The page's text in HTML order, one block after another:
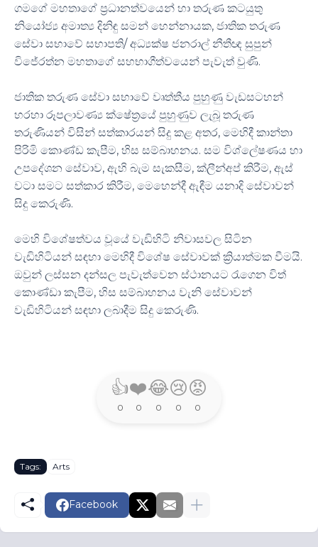
ගමගේ මහතාගේ ප්‍රධානත්වයෙන් හා තරුණ කටයුතු
නියෝජ්‍ය අමාත්‍ය දිනිඳු සමන් හෙන්නායක, ජාතික තරුණ
සේවා සභාවේ සභාපති/ අධ්‍යක්ෂ ජනරාල් නීතීඥ සුපුන්
විජේරත්න මහතාගේ සහභාගීත්වයෙන් පැවැත් වුණි.
ජාතික තරුණ සේවා සභාවේ වෘත්තීය පුහුණු වැඩසටහන්
හරහා රූපලාවණ්‍ය ක්ෂේත්‍රයේ පුහුණුව ලැබූ තරුණ
තරුණියන් විසින් සත්කාරයන් සිදු කළ අතර, මෙහිදී කාන්තා
පිරිමි කොණ්ඩ කැපීම, හිස සම්බාහනය. සම විශ්ලේෂණය හා
උපදේශන සේවාව, ඇහි බැම සැකසීම, ක්ලීන්අප් කිරීම, ඇස්
වටා සමට සත්කාර කිරීම, මෙහෙන්දී ඇඳීම යනාදි සේවාවන්
සිදු කෙරුණි.
මෙහි විශේෂත්වය වූයේ වැඩිහිටි නිවාසවල සිටින
වැඩිහිටියන් සඳහා මෙහිදී විශේෂ සේවාවක් ක්‍රියාත්මක වීමයි.
ඔවුන් ලස්සන දන්සල පැවැත්වෙන ස්ථානයට රැගෙන විත්
කොණ්ඩා කැපීම, හිස සම්බාහනය වැනි සේවාවන්
වැඩිහිටියන් සඳහා ලබාදීම සිදු කෙරුණි.
👍
0
❤️
0
😂
0
😢
0
😡
0
Tags: Arts
Facebook